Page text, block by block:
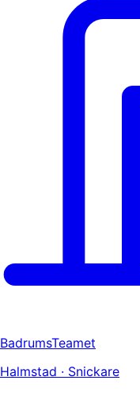
BadrumsTeamet
Halmstad · Snickare